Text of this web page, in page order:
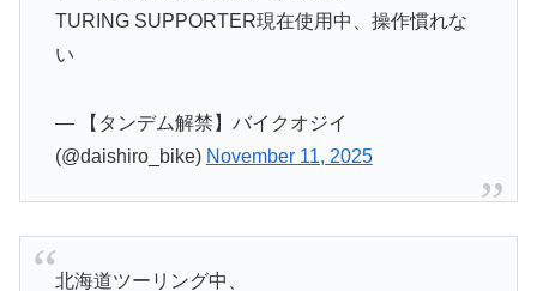
TURING SUPPORTER現在使用中、操作慣れな
い
— 【タンデム解禁】バイクオジイ
(@daishiro_bike) November 11, 2025
北海道ツーリング中、